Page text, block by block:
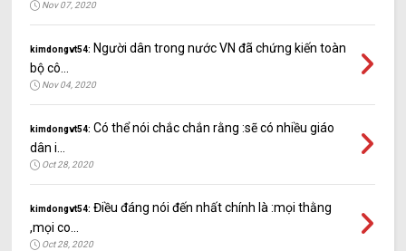
Nov 07, 2020
kimdongvt54: Người dân trong nước VN đã chứng kiến toàn
bộ cô...
Nov 04, 2020
kimdongvt54: Có thể nói chắc chắn rằng :sẽ có nhiều giáo
dân i...
Oct 28, 2020
kimdongvt54: Điều đáng nói đến nhất chính là :mọi thằng
,mọi co...
Oct 28, 2020